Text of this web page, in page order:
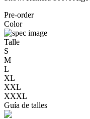
Pre-order
Color
Talle
S
M
L
XL
XXL
XXXL
Guía de talles